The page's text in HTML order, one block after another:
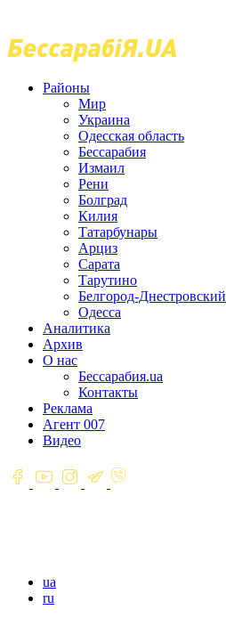
Районы
Мир
Украина
Одесская область
Бессарабия
Измаил
Рени
Болград
Килия
Татарбунары
Арциз
Сарата
Тарутино
Белгород-Днестровский
Одесса
Аналитика
Архив
О нас
Бессарабия.ua
Контакты
Реклама
Агент 007
Видео
ua
ru